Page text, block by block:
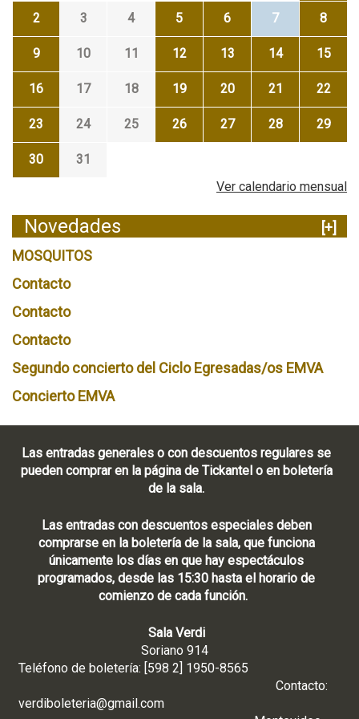
2 3 4 5 6 7 8
9 10 11 12 13 14 15
16 17 18 19 20 21 22
23 24 25 26 27 28 29
30
31
Ver calendario mensual
Novedades
[+]
MOSQUITOS
Contacto
Contacto
Contacto
Segundo concierto del Ciclo Egresadas/os EMVA
Concierto EMVA
Las entradas generales o con descuentos regulares se
pueden comprar en la página de Tickantel o en boletería
de la sala.
Las entradas con descuentos especiales deben
comprarse en la boletería de la sala, que funciona
únicamente los días en que hay espectáculos
programados, desde las 15:30 hasta el horario de
comienzo de cada función.
Sala Verdi
Soriano 914
Teléfono de boletería: [598 2] 1950-8565
Contacto:
verdiboleteria@gmail.com